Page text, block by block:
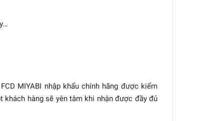
MIYABI nhập khẩu chính hãng được kiểm
hàng sẽ yên tâm khi nhận được đầy đủ